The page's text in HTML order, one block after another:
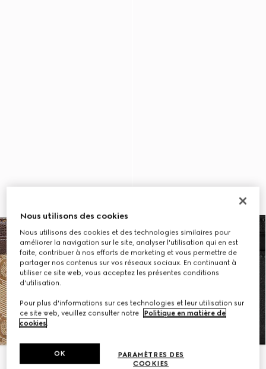
Nous utilisons des cookies
Nous utilisons des cookies et des technologies similaires pour
améliorer la navigation sur le site, analyser l'utilisation qui en est
faite, contribuer à nos efforts de marketing et vous permettre de
partager nos contenus sur vos réseaux sociaux. En continuant à
utiliser ce site web, vous acceptez les présentes conditions
d'utilisation.
Pour plus d'informations sur ces technologies et leur utilisation sur
ce site web, veuillez consulter notre
Politique en matière de
cookies.
PARAMÈTRES DES
COOKIES
OK